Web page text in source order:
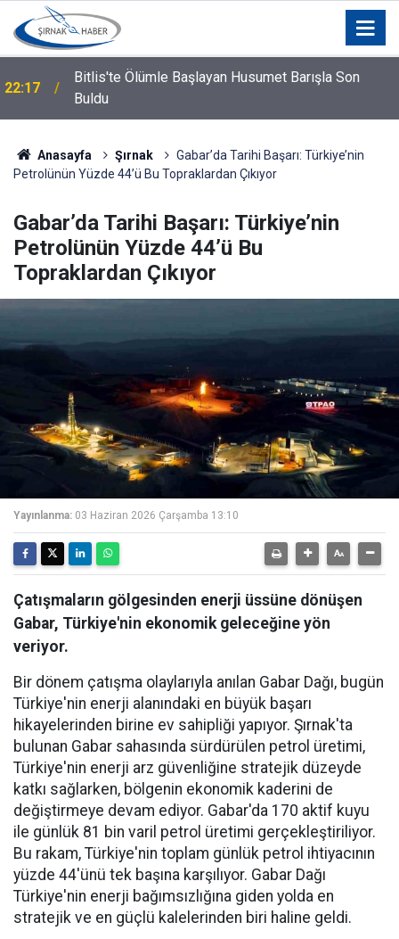
22:17
Bitlis'te Ölümle Başlayan Husumet Barışla Son
Buldu
Anasayfa Şırnak
Gabar’da Tarihi Başarı: Türkiye’nin
Petrolünün Yüzde 44’ü Bu Topraklardan Çıkıyor
Gabar’da Tarihi Başarı: Türkiye’nin
Petrolünün Yüzde 44’ü Bu
Topraklardan Çıkıyor
Yayınlanma: 03 Haziran 2026 Çarşamba 13:10
Çatışmaların gölgesinden enerji üssüne dönüşen
Gabar, Türkiye'nin ekonomik geleceğine yön
veriyor.
Bir dönem çatışma olaylarıyla anılan Gabar Dağı, bugün
Türkiye'nin enerji alanındaki en büyük başarı
hikayelerinden birine ev sahipliği yapıyor. Şırnak'ta
bulunan Gabar sahasında sürdürülen petrol üretimi,
Türkiye'nin enerji arz güvenliğine stratejik düzeyde
katkı sağlarken, bölgenin ekonomik kaderini de
değiştirmeye devam ediyor. Gabar'da 170 aktif kuyu
ile günlük 81 bin varil petrol üretimi gerçekleştiriliyor.
Bu rakam, Türkiye'nin toplam günlük petrol ihtiyacının
yüzde 44'ünü tek başına karşılıyor. Gabar Dağı
Türkiye'nin enerji bağımsızlığına giden yolda en
stratejik ve en güçlü kalelerinden biri haline geldi.